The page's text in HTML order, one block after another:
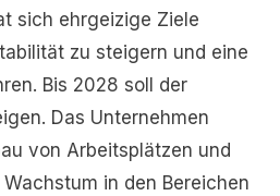
sich ehrgeizige Ziele
zu steigern und eine
Bis 2028 soll der
Das Unternehmen
von Arbeitsplätzen und
in den Bereichen